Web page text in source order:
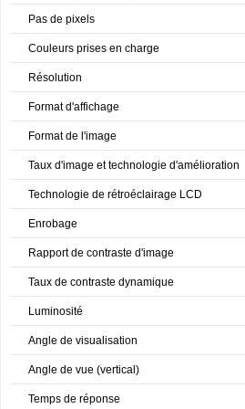
Pas de pixels
Couleurs prises en charge
Résolution
Format d'affichage
Format de l'image
Taux d'image et technologie d'amélioration
Technologie de rétroéclairage LCD
Enrobage
Rapport de contraste d'image
Taux de contraste dynamique
Luminosité
Angle de visualisation
Angle de vue (vertical)
Temps de réponse